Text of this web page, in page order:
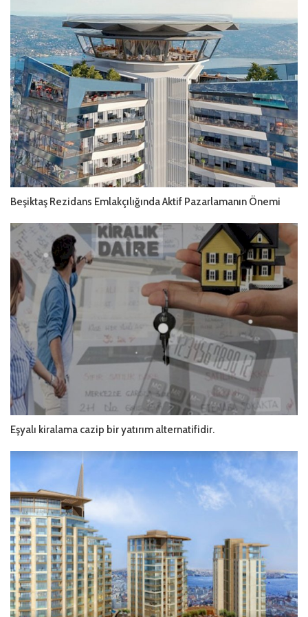
Beşiktaş Rezidans Emlakçılığında Aktif Pazarlamanın Önemi
Eşyalı kiralama cazip bir yatırım alternatifidir.